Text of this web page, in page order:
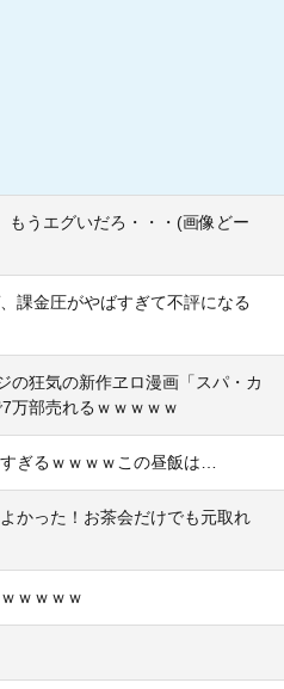
もうエグいだろ・・・(画像どー
課金圧がやばすぎて不評になる
の狂気の新作ヱロ漫画「スパ・カ
万部売れるｗｗｗｗｗ
ぎるｗｗｗｗこの昼飯は…
かった！お茶会だけでも元取れ
ｗｗｗｗ